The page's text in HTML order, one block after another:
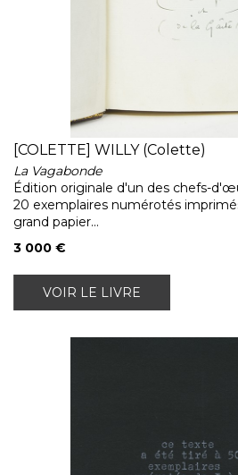
[COLETTE] WILLY (Colette)
La Vagabonde
Édition originale d'un des chefs-
20 exemplaires numérotés
grand papier...
3 000 €
VOIR LE LIVRE